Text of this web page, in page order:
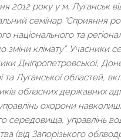
2012 року у м. Луганськ
семінар “Сприяння
національного та
зміни клімату”. Учасники
Дніпропетровської,
та Луганської областей,
обласних державних
охорони
середовища, управлінь
(від Запорізького